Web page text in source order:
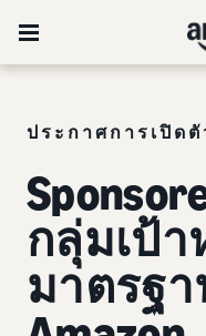
ประกาศการเปิดตั
กลุ่มเป้
มาตรฐ